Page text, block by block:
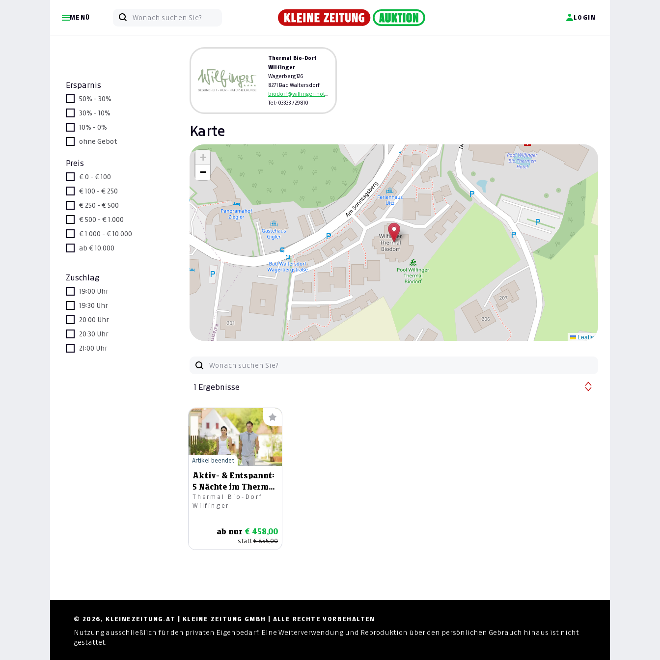
MENÜ LOGIN
Ersparnis
50% - 30%
30% - 10%
10% - 0%
ohne Gebot
Preis
€ 0 - € 100
€ 100 - € 250
€ 250 - € 500
€ 500 - € 1.000
€ 1.000 - € 10.000
ab € 10.000
Zuschlag
19:00 Uhr
19:30 Uhr
20:00 Uhr
20:30 Uhr
21:00 Uhr
Thermal Bio-Dorf
Wilfinger
Wagerberg 126
8271 Bad Waltersdorf
Tel.: 03333 / 29810
Karte
+
−
Leaflet
1 Ergebnisse
Aktiv- & Entspannt:
5 Nächte im Thermal
Biodorf für 2
Thermal Bio-Dorf
Wilfinger
ab nur € 458,00
statt€ 855,00
Artikel beendet
© 2026, KLEINEZEITUNG.AT | KLEINE ZEITUNG GMBH | ALLE RECHTE VORBEHALTEN
Nutzung ausschließlich für den privaten Eigenbedarf. Eine Weiterverwendung und Reproduktion über den persönlichen Gebrauch hinaus ist nicht
gestattet.